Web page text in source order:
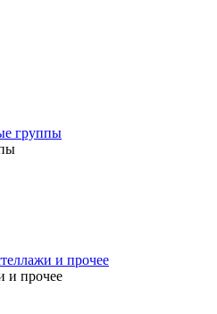
группы
и прочее
и прочее